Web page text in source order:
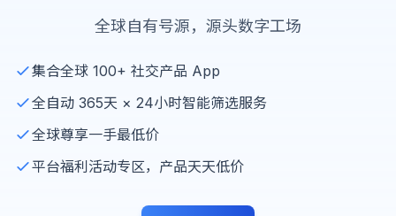
全球自有号源，源头数字工场
集合全球 100+ 社交产品 App
全自动 365天 × 24小时智能筛选服务
全球尊享一手最低价
平台福利活动专区，产品天天低价